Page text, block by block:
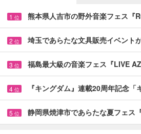
1 位 熊本県人吉市の野外音楽フェス
2 位 埼玉であらたな文具販売イベン
3 位 福島最大級の音楽フェス『LIVE
4 位 『キングダム』連載20周年記念
5 位 静岡県焼津市であらたな夏フェ